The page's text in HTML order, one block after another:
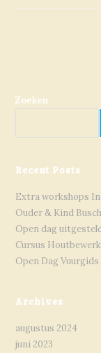
Zoeken
Recent Posts
Extra workshops
Ouder & Kind
Open dag
Cursus
Open Dag
Archives
augustus 2024
juni 2023